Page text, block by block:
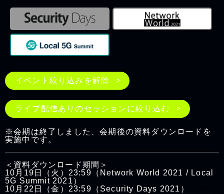
イベント絞り込みを解除
ライブ配信ありのセッションに絞り込む
※会期は終了しました、会期後の資料ダウンロードを
実施中です。
＜資料ダウンロード期間＞
10月19日（火）23:59（Network World 2021 / Local
5G Summit 2021）
10月22日（金）23:59（Security Days 2021）